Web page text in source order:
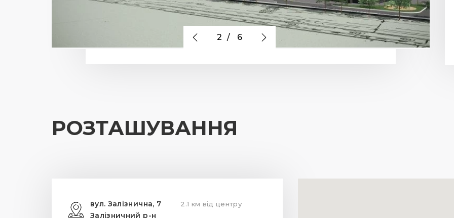
2 / 6
РОЗТАШУВАННЯ
вул. Залізнична, 7
Залізничний р-н
2.1 км від центру